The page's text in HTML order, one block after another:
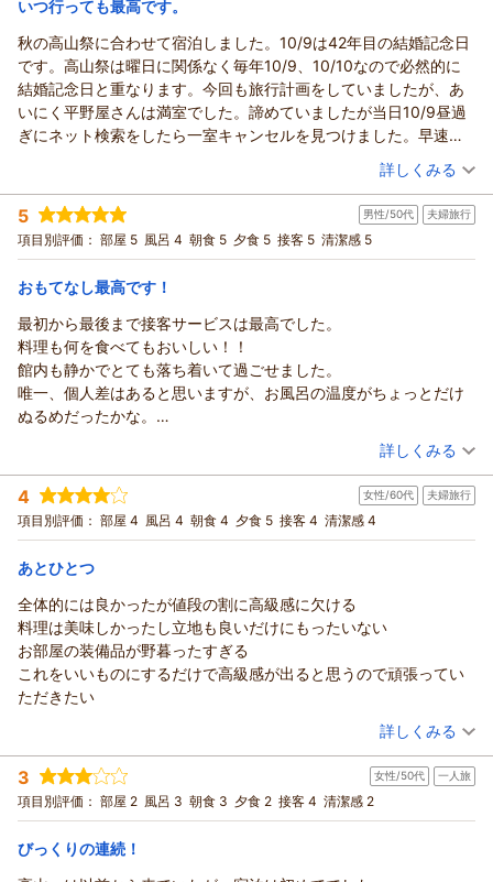
てお過ごしください。
お客様係 テディ
（返信日：2025/12/25）
本陣平野屋 光風館からの返信
このたびは、ご家族でのご旅行に私どもの旅館をお選びいただ
き、ありがとうございます。
夏の高山で、灯篭流しをご宿泊中にご覧いただけたとのこと、
とても良いタイミングでお越しいただけ、私どもも嬉しく思っ
立地やお部屋、スタッフの対応についてもあたたかいお言葉を
いただき、ありがとうございます。ご到着時から期待を持って
お過ごしいただけたこと、お部屋の清潔感や造りにご満足いた
だけたご様子に、ほっといたします。
また、女性専用の大浴場につきましてもご感想をお聞かせくだ
蔵」は、大人の女性がゆったりと自分の時間を楽しめるよう、
心地よさを大切にした空間です。古民家ならではの建物の造り
を活かした空間として、印象に残る時間をお過ごしいただけて
おりましたら幸いです。
「良い家族旅行になった」とのお言葉をいただき、とても嬉し
すので、機会がございましたら、ぜひお楽しみください。
お客様 テディ
（返信日：2025/12/25）
いつ行っても最高です。
秋の高山祭に合わせて宿泊しました。10/9は42年目の結婚記念日
です。高山祭は曜日に関係なく毎年10/9、10/10なので必然的に
結婚記念日と重なります。今回も旅行計画をしていましたが、あ
いにく平野屋さんは満室でした。諦めていましたが当日10/9昼過
ぎにネット検索をしたら一室キャンセルを見つけました。早速予
約を入れすっ飛んでいきました。県外からなので着いたのは18:00
過ぎです。遅いチェックインなのに、どのスタッフさんからも気
持ち良い接客をありがとうございました。お部屋は隅々まで清潔
で、食事は高級感あふれる器でとても美味しく、スタッフさんは
皆さん優しくて……。ほんとに満足いく旅館です。
（投稿日：2025/10/12）
宿泊時期： 2025年10月宿泊 (夫婦旅行)
投稿者： タワシさん
宿泊プラン： 【1泊朝食】飛騨高山の“夕食マップ”はクーポン付♪
朝のみ
朝/個室利用
宿泊価格帯： 25,001～26,000円(大人一人あたり/税込)
本陣平野屋 光風館からの返信
このたびは、秋の高山祭に合わせてお越しいただきありがとう
ございます。
ご結婚記念日という大切なご旅行に、本陣平野屋別館をお選び
いただけましたこと、心より嬉しく思っております。
気持ちよくお過ごしいただけたと伺い、ほっとするとともに大
きな励みになります。
お部屋の清潔さや、朝食の器や味わいについてもご満足いただ
けたとのこと、何よりでございます。ささやかではございます
が、大切な記念日のひとときが、心に残るものとなっておりま
したら幸いです。
られるよう、心を込めてお迎えしてまいります。
改めまして、ご結婚記念日おめでとうございます。次回はまた
24日市の時期ですね。高山祭とはまた違った、飛騨人たちの日
常のにぎわいや季節の空気を楽しんでいただけることと思いま
す。
フロント桐山
（返信日：2025/12/25）
詳しくみる
5 男性/50代 夫婦旅行
項目別評価： 部屋 5 風呂 4 朝食 5 夕食 5 接客 5 清潔感 5
おもてなし最高です！
最初から最後まで接客サービスは最高でした。
料理も何を食べてもおいしい！！
館内も静かでとても落ち着いて過ごせました。
唯一、個人差はあると思いますが、お風呂の温度がちょっとだけ
ぬるめだったかな。
おそらくこれからの季節はお湯の温度も上がってくると思います
立地も良くて駐車場に停めさせていただいたままゆっくりと町並
み散策もできました。
リピート確定の素晴らしい宿でした。
ありがとうございました。
（投稿日：2025/09/28）
宿泊時期： 2025年09月宿泊 (夫婦旅行)
投稿者： SUGURUさん
宿泊プラン： 【リラぎふ】飛騨牛鉄板焼き付の月替わり会席プラン♪
朝・夕
朝/個室利用 夕/個室利用
宿泊価格帯：
本陣平野屋 光風館からの返信
このたびはお越しいただき、心あたたまる口コミをお寄せいた
だきありがとうございます。
最初から最後まで接客やお食事を楽しんでいただけたとのこ
と、とても嬉しく思っております。静かな館内で、落ち着いた
時間をお過ごしいただけたご様子が伝わり、ほっとしておりま
す。
お風呂の温度につきましても、ご感想をお聞かせくださりあり
がとうございます。季節や気温に合わせながら、より心地よく
お入りいただけるよう気を配ってまいります。
また、チェックイン前・チェックアウト後もお荷物やお車はお
詳しくみる
4 女性/60代 夫婦旅行
項目別評価： 部屋 4 風呂 4 朝食 4 夕食 5 接客 4 清潔感 4
あとひとつ
全体的には良かったが値段の割に高級感に欠ける
料理は美味しかったし立地も良いだけにもったいない
お部屋の装備品が野暮ったすぎる
これをいいものにするだけで高級感が出ると思うので頑張ってい
ただきたい
（投稿日：2025/09/26）
宿泊時期： 2025年09月宿泊 (夫婦旅行)
投稿者： ウイアイさん
宿泊プラン： 【平日限定★ぎふ旅】お部屋グレードアップ！飛騨牛鉄板焼き
付の月替わり会席プラン♪
和室 朝・夕 朝/個室利用 夕/個室利用
宿泊価格帯： 30,001円以上(大人一人あたり/税込)
詳しくみる
3 女性/50代 一人旅
項目別評価： 部屋 2 風呂 3 朝食 3 夕食 2 接客 4 清潔感 2
びっくりの連続！